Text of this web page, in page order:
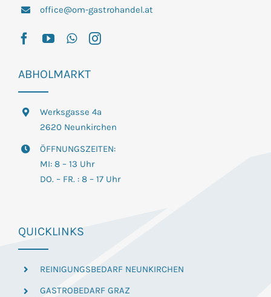
office@om-gastrohandel.at
ABHOLMARKT
Werksgasse 4a
2620 Neunkirchen
ÖFFNUNGSZEITEN:
MI: 8 – 13 Uhr
DO. – FR. : 8 – 17 Uhr
QUICKLINKS
REINIGUNGSBEDARF NEUNKIRCHEN
GASTROBEDARF GRAZ